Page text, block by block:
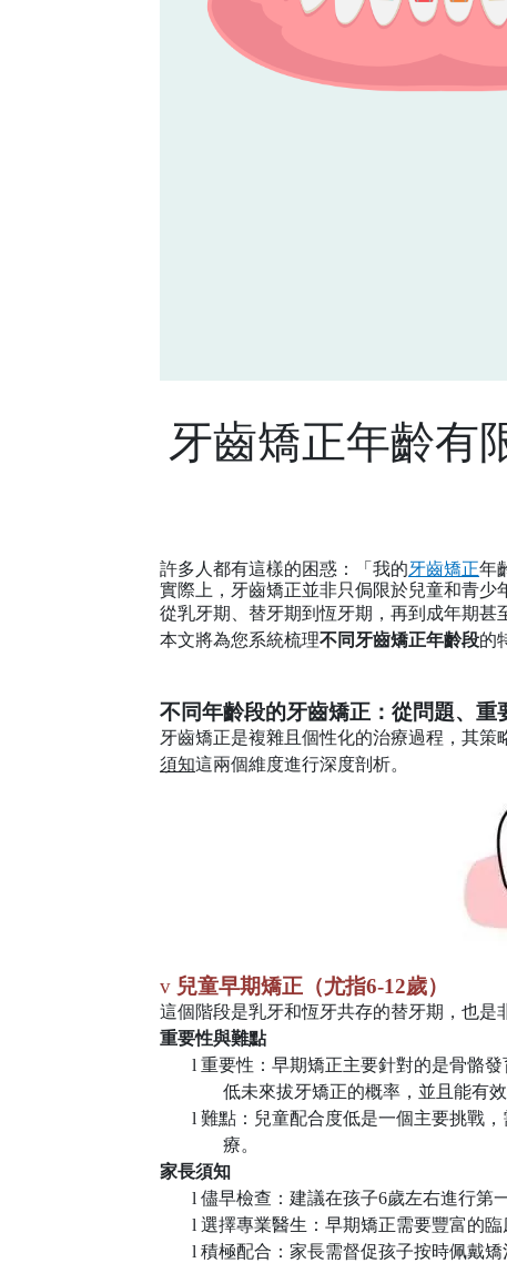
牙齒矯正年齡有
許多人都有這樣的困惑：「我的牙齒矯正年
實際上，牙齒矯正並非只侷限於兒童和青少
從乳牙期、替牙期到恆牙期，再到成年期
本文將為您系統梳理不同牙齒矯正年齡段的
不同年齡段的牙齒矯正：從問題、重
牙齒矯正是複雜且個性化的治療過程，其
須知這兩個維度進行深度剖析。
v 兒童早期矯正（尤指6-12歲）
這個階段是乳牙和恆牙共存的替牙期，也是
重要性與難點
l重要性：早期矯正主要針對的是骨骼
低未來拔牙矯正的概率，並且能有
l難點：兒童配合度低是一個主要挑戰
療。
家長須知
l儘早檢查：建議在孩子6歲左右進行第
l選擇專業醫生：早期矯正需要豐富的
l積極配合：家長需督促孩子按時佩戴矯